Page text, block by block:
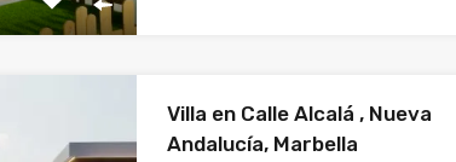
Villa en Calle Alcalá , Nueva
Andalucía, Marbella